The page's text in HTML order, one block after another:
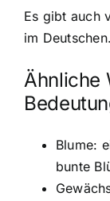
Es gibt auch
im
Ähnliche
Blume:
bunte